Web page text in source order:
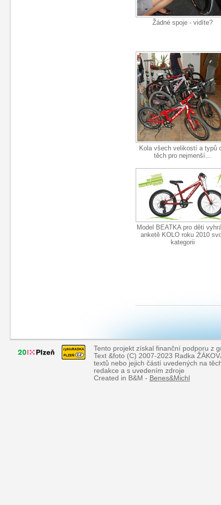
Žádné spoje - vidíte?
Kola všech velikostí a typů
těch pro nejmenší...
Model BEATKA pro děti
anketě KOLO roku 2010
kategorii
Tento projekt získal finanční podporu z
Text &foto (C) 2007-2023 Radka
textů nebo jejich částí uvedených na
redakce a s uvedením zdroje
Created in B&M - Benes&Michl